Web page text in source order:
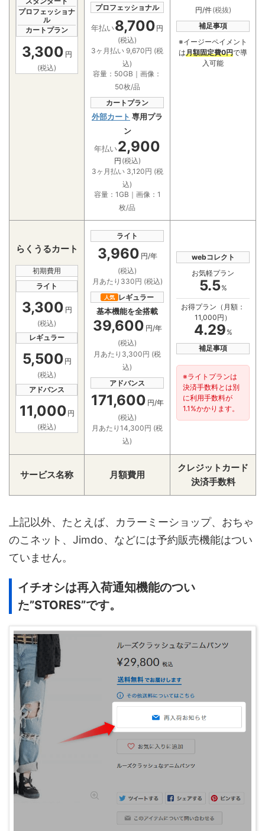
プロフェッショナ
ル
カートプラン
3,300 円
(税込)
プロフェッショナル
年払い8,700 円
(税込)
3ヶ月払い 9,670円 (税
込)
容量：50GB｜画像：
50枚/品
カートプラン
外部カート 専用プラ
ン
年払い2,900
円 (税込)
3ヶ月払い 3,120円 (税
込)
容量：1GB｜画像：1
枚/品
円/件(税抜)
補足事項
※イージーペイメント
は月額固定費0円で導
入可能
らくうるカート
初期費用
ライト
3,300 円
(税込)
レギュラー
5,500 円
(税込)
アドバンス
11,000 円
(税込)
ライト
3,960 円/年
(税込)
月あたり330円 (税込)
人気
レギュラー
基本機能を全搭載
39,600 円/年
(税込)
月あたり3,300円 (税
込)
アドバンス
171,600 円/年
(税込)
月あたり14,300円 (税
込)
webコレクト
お気軽プラン
5.5%
お得プラン（月額：
11,000円）
4.29 %
補足事項
※ライトプランは
決済手数料とは別
に利用手数料が
1.1%かかります。
サービス名称 月額費用
クレジットカード
決済手数料
上記以外、たとえば、カラーミーショップ、おちゃ
のこネット、Jimdo、などには予約販売機能はつい
ていません。
イチオシは再入荷通知機能のつい
た”STORES”です。